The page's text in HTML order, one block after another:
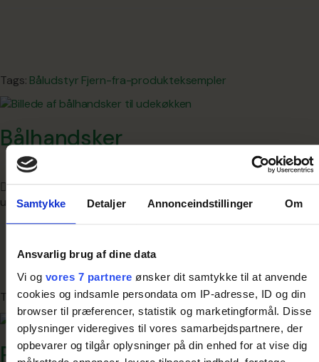
Samtykke Detaljer Annonceindstillinger Om
Ansvarlig brug af dine data
Vi og vores 7 partnere ønsker dit samtykke til at anvende
cookies og indsamle persondata om IP-adresse, ID og din
browser til præferencer, statistik og marketingformål. Disse
oplysninger videregives til vores samarbejdspartnere, der
opbevarer og tilgår oplysninger på din enhed for at vise dig
Tags: Båludstyr Fjern-fra-produkteksempler
Bålhandsker
Skrevetnovember 25, 2019 afistrategi&
kategoriseret
under .
Tags:BåludstyrFjern-fra-produkteksempler
Popcorn-popper